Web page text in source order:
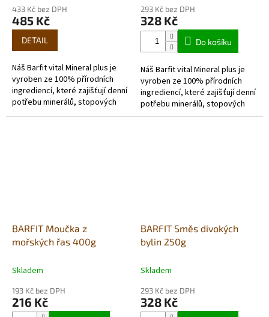
433 Kč bez DPH
485 Kč
DETAIL
Náš Barfit vital Mineral plus je
vyroben ze 100% přírodních
ingrediencí, které zajišťují denní
potřebu minerálů, stopových
prvků a vitamínů přirozeným a
293 Kč bez DPH
328 Kč
Do košíku
Náš Barfit vital Mineral plus je
vyroben ze 100% přírodních
ingrediencí, které zajišťují denní
potřebu minerálů, stopových
prvků a vitamínů přirozeným a
BARFIT Moučka z
mořských řas 400g
Skladem
193 Kč bez DPH
216 Kč
BARFIT Směs divokých
bylin 250g
Skladem
293 Kč bez DPH
328 Kč